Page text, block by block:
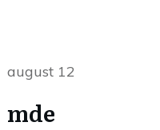
august 12
mde